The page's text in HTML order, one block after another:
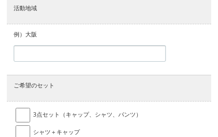
活動地域
例）大阪
ご希望のセット
3点セット（キャップ、シャツ、パンツ）
シャツ＋キャップ